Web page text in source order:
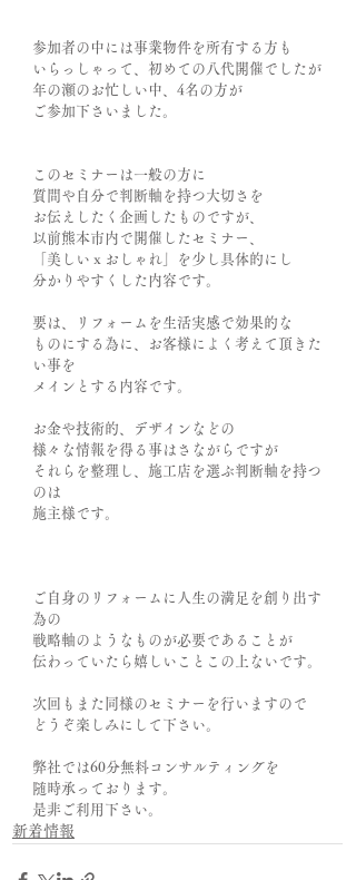
参加者の中には事業物件を所有する方も
いらっしゃって、初めての八代開催でしたが
年の瀬のお忙しい中、4名の方が
ご参加下さいました。
このセミナーは一般の方に
質問や自分で判断軸を持つ大切さを
お伝えしたく企画したものですが、
以前熊本市内で開催したセミナー、
「美しいｘおしゃれ」を少し具体的にし
分かりやすくした内容です。
要は、リフォームを生活実感で効果的な
ものにする為に、お客様によく考えて頂きた
い事を
メインとする内容です。
お金や技術的、デザインなどの
様々な情報を得る事はさながらですが
それらを整理し、施工店を選ぶ判断軸を持つ
のは
施主様です。
ご自身のリフォームに人生の満足を創り出す
為の
戦略軸のようなものが必要であることが
伝わっていたら嬉しいことこの上ないです。
次回もまた同様のセミナーを行いますので
どうぞ楽しみにして下さい。
弊社では60分無料コンサルティングを
随時承っております。
是非ご利用下さい。
新着情報